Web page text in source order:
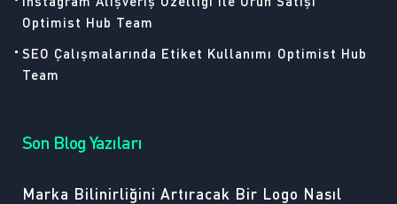
Optimist Hub Team
SEO Çalışmalarında Etiket Kullanımı Optimist Hub
Team
Son Blog Yazıları
Marka Bilinirliğini Artıracak Bir Logo Nasıl